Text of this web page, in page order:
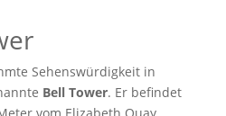
Sehenswürdigkeit in
Bell Tower. Er befindet